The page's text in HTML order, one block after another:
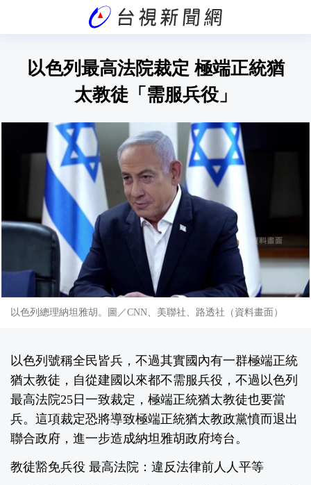
以色列最高法院裁定 極端正統猶
太教徒「需服兵役」
以色列總理納坦雅胡。圖／CNN、美聯社、路透社（資料畫面）
以色列號稱全民皆兵，不過其實國內有一群極端正統
猶太教徒，自從建國以來都不需服兵役，不過以色列
最高法院25日一致裁定，極端正統猶太教徒也要當
兵。這項裁定恐將導致極端正統猶太教政黨憤而退出
聯合政府，進一步造成納坦雅胡政府垮台。
教徒豁免兵役 最高法院：違反法律前人人平等